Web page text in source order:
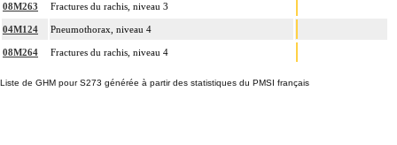
08M263 Fractures du rachis, niveau 3
04M124 Pneumothorax, niveau 4
08M264 Fractures du rachis, niveau 4
Liste de GHM pour S273 générée à partir des statistiques du PMSI français